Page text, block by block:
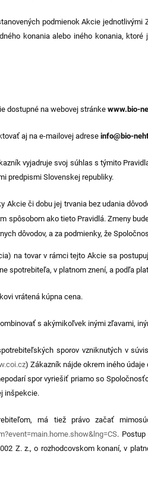
podmienok Akcie
konania alebo iného konania,
dostupné na webovej stránke www.bio-
aj na e-mailovej adrese info@bio-
vyjadruje svoj súhlas s týmito
predpismi Slovenskej republiky.
Akcie či dobu jej trvania bez udania
spôsobom ako tieto Pravidlá. Zmeny
dôvodov, a za podmienky, že
) na tovar v rámci tejto Akcie sa
spotrebiteľa, v platnom znení, a podľa
vrátená kúpna cena.
s akýmikoľvek inými zľavami,
sporov vzniknutých v
) Zákazník nájde okrem iného
spor vyriešiť priamo so
inšpekcie.
má tiež právo začať
.
Z. z., o rozhodcovskom konaní, v